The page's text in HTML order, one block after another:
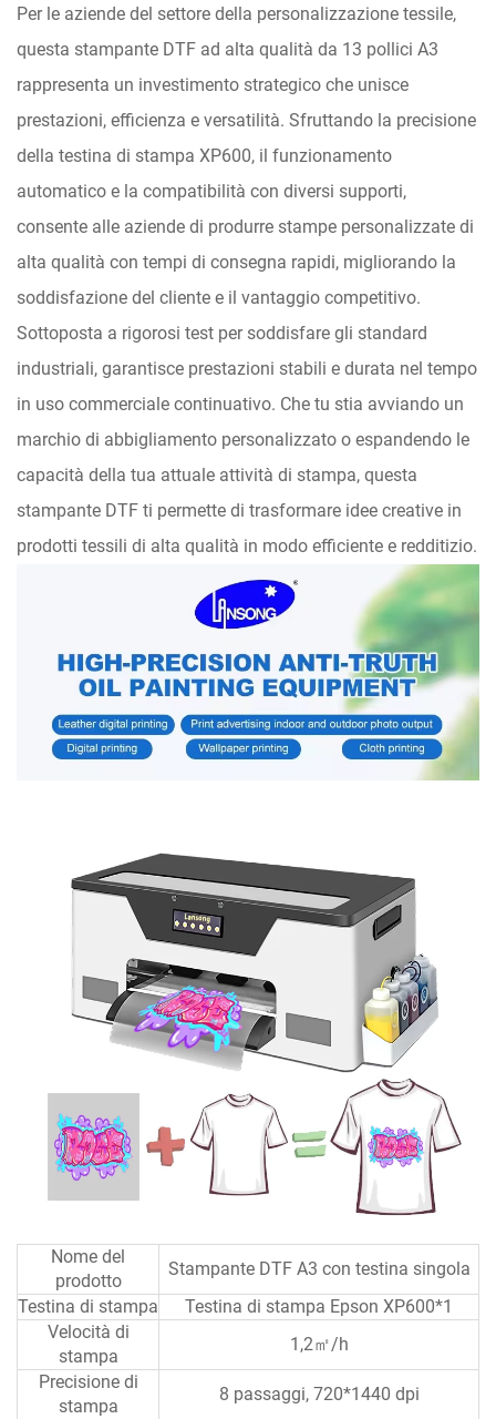
Per le aziende del settore della personalizzazione tessile,
questa stampante DTF ad alta qualità da 13 pollici A3
rappresenta un investimento strategico che unisce
prestazioni, efficienza e versatilità. Sfruttando la precisione
della testina di stampa XP600, il funzionamento
automatico e la compatibilità con diversi supporti,
consente alle aziende di produrre stampe personalizzate di
alta qualità con tempi di consegna rapidi, migliorando la
soddisfazione del cliente e il vantaggio competitivo.
Sottoposta a rigorosi test per soddisfare gli standard
industriali, garantisce prestazioni stabili e durata nel tempo
in uso commerciale continuativo. Che tu stia avviando un
marchio di abbigliamento personalizzato o espandendo le
capacità della tua attuale attività di stampa, questa
stampante DTF ti permette di trasformare idee creative in
prodotti tessili di alta qualità in modo efficiente e redditizio.
Nome del
prodotto
Stampante DTF A3 con testina singola
Testina di stampa
Testina di stampa Epson XP600*1
Velocità di
stampa
1,2㎡/h
Precisione di
stampa
8 passaggi, 720*1440 dpi